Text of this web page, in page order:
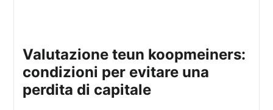
valutazione teun koopmeiners:
condizioni per evitare una
perdita di capitale